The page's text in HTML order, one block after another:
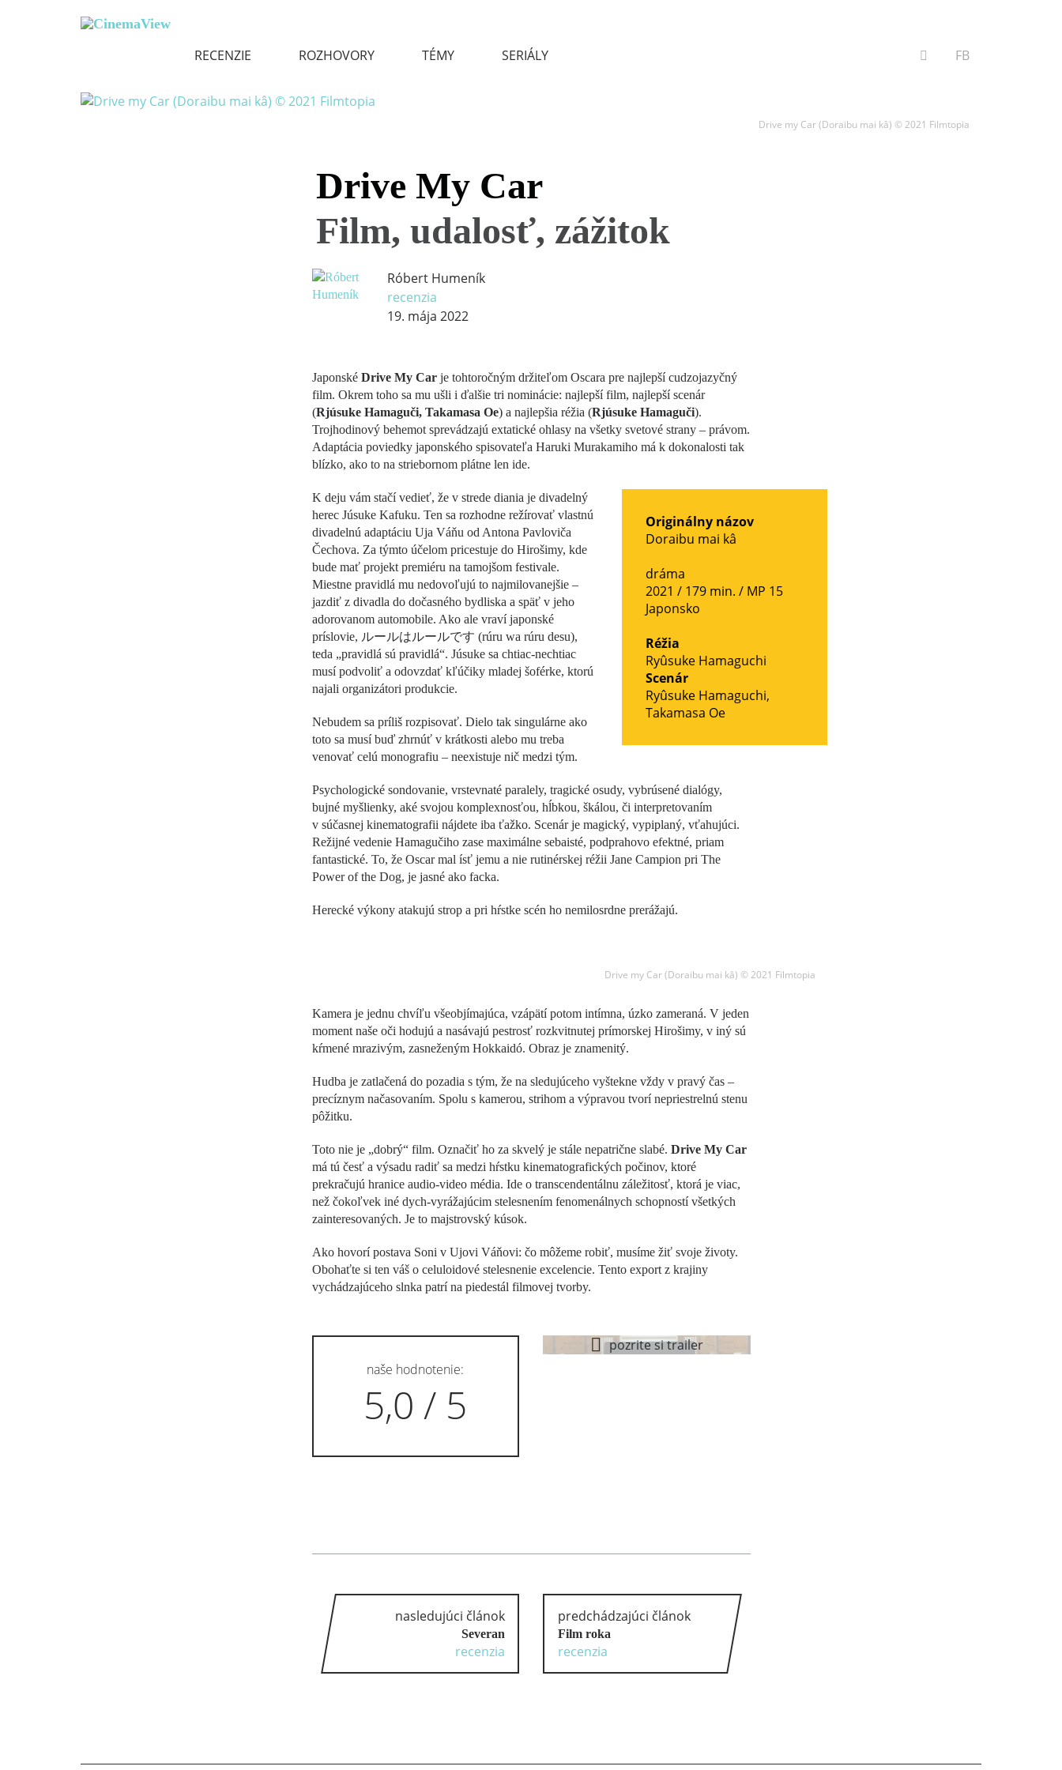
RECENZIE ROZHOVORY TÉMY SERIÁLY VYHĽADÁVANIE
FB
Drive my Car (Doraibu mai kâ) © 2021 Filmtopia
Drive My Car
Film, udalosť, zážitok
Róbert Humeník
recenzia
19. mája 2022
Japonské Drive My Carje tohtoročným držiteľom Oscara pre najlepší cudzojazyčný
film. Okrem toho sa mu ušli i ďalšie tri nominácie: najlepší film, najlepší scenár
(Rjúsuke Hamaguči, Takamasa Oe) a najlepšia réžia (Rjúsuke Hamaguči).
Trojhodinový behemot sprevádzajú extatické ohlasy na všetky svetové strany – právom.
Adaptácia poviedky japonského spisovateľa Haruki Murakamiho má k dokonalosti tak
blízko, ako to na striebornom plátne len ide.
Originálny názov
Doraibu mai kâ
dráma
2021 / 179 min. / MP 15
Japonsko
Réžia
Ryûsuke Hamaguchi
Scenár
Ryûsuke Hamaguchi,
Takamasa Oe
K deju vám stačí vedieť, že v strede diania je divadelný
herec Júsuke Kafuku. Ten sa rozhodne režírovať vlastnú
divadelnú adaptáciu Uja Váňu od Antona Pavloviča
Čechova. Za týmto účelom pricestuje do Hirošimy, kde
bude mať projekt premiéru na tamojšom festivale.
Miestne pravidlá mu nedovoľujú to najmilovanejšie –
jazdiť z divadla do dočasného bydliska a späť v jeho
adorovanom automobile. Ako ale vraví japonské
príslovie, ルールはルールです (rúru wa rúru desu),
teda „pravidlá sú pravidlá“. Júsuke sa chtiac-nechtiac
musí podvoliť a odovzdať kľúčiky mladej šoférke, ktorú
najali organizátori produkcie.
Nebudem sa príliš rozpisovať. Dielo tak singulárne ako
toto sa musí buď zhrnúť v krátkosti alebo mu treba
venovať celú monografiu – neexistuje nič medzi tým.
Psychologické sondovanie, vrstevnaté paralely, tragické osudy, vybrúsené dialógy,
bujné myšlienky, aké svojou komplexnosťou, hĺbkou, škálou, či interpretovaním
v súčasnej kinematografii nájdete iba ťažko. Scenár je magický, vypiplaný, vťahujúci.
Režijné vedenie Hamagučiho zase maximálne sebaisté, podprahovo efektné, priam
fantastické. To, že Oscar mal ísť jemu a nie rutinérskej réžii Jane Campion pri The
Power of the Dog, je jasné ako facka.
Herecké výkony atakujú strop a pri hŕstke scén ho nemilosrdne prerážajú.
Drive my Car (Doraibu mai kâ) © 2021 Filmtopia
Kamera je jednu chvíľu všeobjímajúca, vzápätí potom intímna, úzko zameraná. V jeden
moment naše oči hodujú a nasávajú pestrosť rozkvitnutej prímorskej Hirošimy, v iný sú
kŕmené mrazivým, zasneženým Hokkaidó. Obraz je znamenitý.
Hudba je zatlačená do pozadia s tým, že na sledujúceho vyštekne vždy v pravý čas –
precíznym načasovaním. Spolu s kamerou, strihom a výpravou tvorí nepriestrelnú stenu
pôžitku.
Toto nie je „dobrý“ film. Označiť ho za skvelý je stále nepatrične slabé. Drive My Car
má tú česť a výsadu radiť sa medzi hŕstku kinematografických počinov, ktoré
prekračujú hranice audio-video média. Ide o transcendentálnu záležitosť, ktorá je viac,
než čokoľvek iné dych-vyrážajúcim stelesnením fenomenálnych schopností všetkých
zainteresovaných. Je to majstrovský kúsok.
Ako hovorí postava Soni v Ujovi Váňovi: čo môžeme robiť, musíme žiť svoje životy.
Obohaťte si ten váš o celuloidové stelesnenie excelencie. Tento export z krajiny
vychádzajúceho slnka patrí na piedestál filmovej tvorby.
naše hodnotenie:
5,0 / 5
pozrite si trailer
nasledujúci článok
Severan
recenzia
predchádzajúci článok
Film roka
recenzia